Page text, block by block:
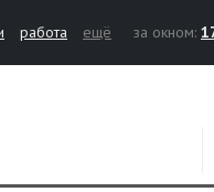
работа ещё за окном: